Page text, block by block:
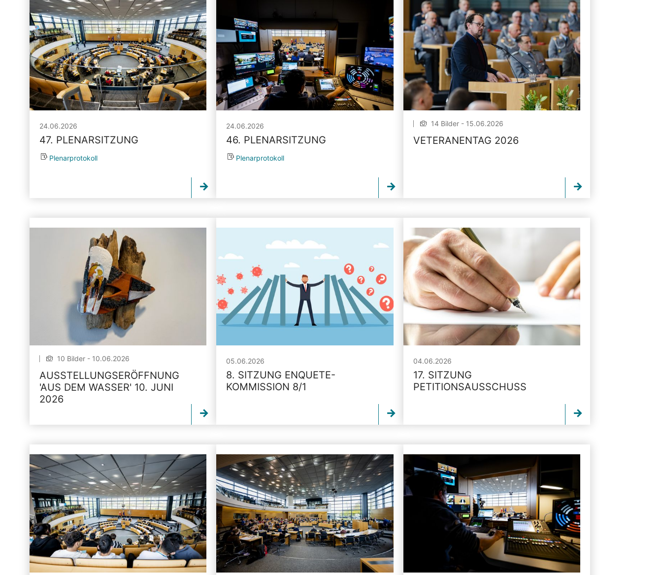
24.06.2026
47. PLENARSITZUNG
Plenarprotokoll
24.06.2026
46. PLENARSITZUNG
Plenarprotokoll
14 Bilder - 15.06.2026
VETERANENTAG 2026
10 Bilder - 10.06.2026
AUSSTELLUNGSERÖFFNUNG
'AUS DEM WASSER' 10. JUNI
2026
05.06.2026
8. SITZUNG ENQUETE-
KOMMISSION 8/1
04.06.2026
17. SITZUNG
PETITIONSAUSSCHUSS